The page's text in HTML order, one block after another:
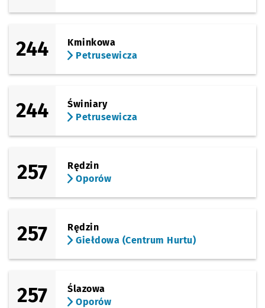
244
Kminkowa
Petrusewicza
244
Świniary
Petrusewicza
257
Rędzin
Oporów
257
Rędzin
Giełdowa (Centrum Hurtu)
257
Ślazowa
Oporów